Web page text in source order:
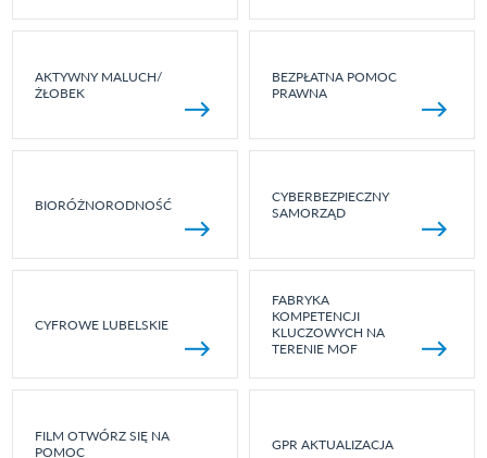
AKTYWNY MALUCH/
ŻŁOBEK
BEZPŁATNA POMOC
PRAWNA
BIORÓŻNORODNOŚĆ
CYBERBEZPIECZNY
SAMORZĄD
CYFROWE LUBELSKIE
FABRYKA
KOMPETENCJI
KLUCZOWYCH NA
TERENIE MOF
FILM OTWÓRZ SIĘ NA
POMOC
GPR AKTUALIZACJA